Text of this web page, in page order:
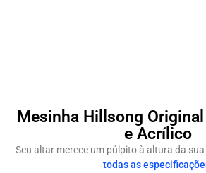
Mesinha Hillsong
e Acrílico
Seu altar merece um púlpito à altura da
todas as